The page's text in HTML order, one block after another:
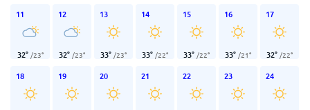
11
32° /23°
12
32° /23°
13
33° /23°
14
33° /22°
15
33° /22°
16
33° /21°
17
32° /22°
18 19 20 21 22 23 24